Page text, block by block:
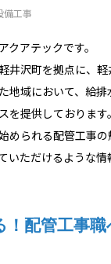
備工事
クアテックです。
井沢町を拠点に、軽
地域において、給
を提供しております。
められる配管工事
いただけるような情
配管工事